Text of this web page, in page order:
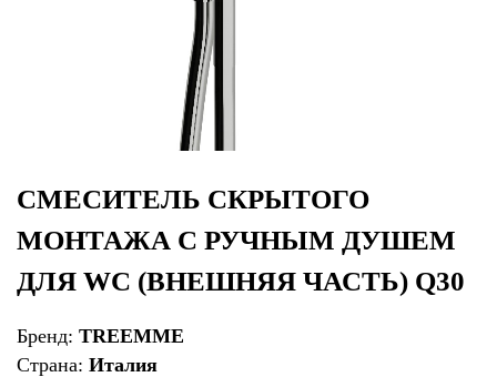
СМЕСИТЕЛЬ СКРЫТОГО
МОНТАЖА C РУЧНЫМ ДУШЕМ
ДЛЯ WC (ВНЕШНЯЯ ЧАСТЬ) Q30
Бренд: TREEMME
Страна: Италия